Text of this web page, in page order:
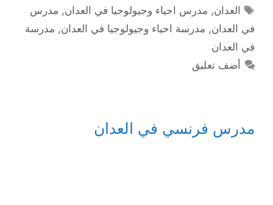
الوسوم
العدان, مدرس احياء وجيولوجيا في العدان, مدرس
في العدان, مدرسة احياء وجيولوجيا في العدان, مدرسة
في العدان
أضف تعليق
مدرس فرنسي في العدان